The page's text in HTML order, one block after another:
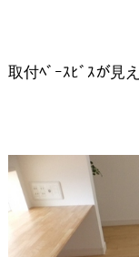
取付ﾍﾞｰｽﾋﾞｽが見